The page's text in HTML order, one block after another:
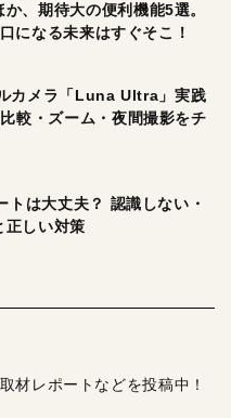
、期待大の便利機能5選。
になる未来はすぐそこ！
カメラ「Luna Ultra」実践
較・ズーム・夜間撮影をチ
トは大丈夫？ 認識しない・
正しい対策
材レポートなどを投稿中！